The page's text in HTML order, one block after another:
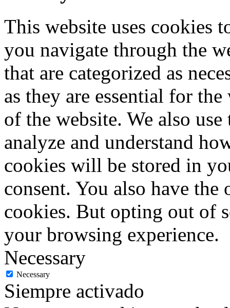
This website uses cookies
you navigate through the
that are categorized as
as they are essential for
of the website. We also
analyze and understand
cookies will be stored in
consent. You also have
cookies. But opting out of
your browsing experience.
Necessary
Necessary
Siempre activado